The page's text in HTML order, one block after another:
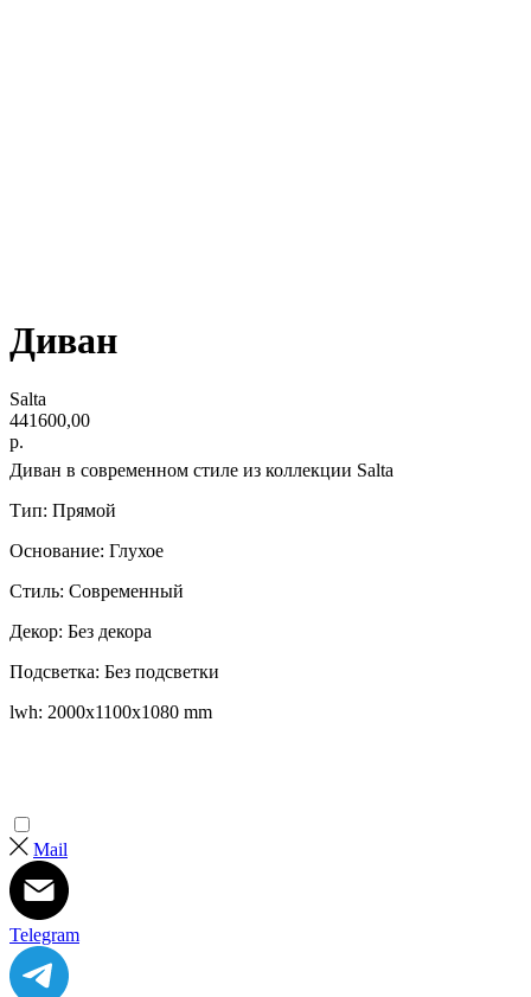
Диван
Salta
441600,00
р.
Диван в современном стиле из коллекции Salta
Тип: Прямой
Основание: Глухое
Стиль: Современный
Декор: Без декора
Подсветка: Без подсветки
lwh: 2000x1100x1080 mm
Mail
Telegram